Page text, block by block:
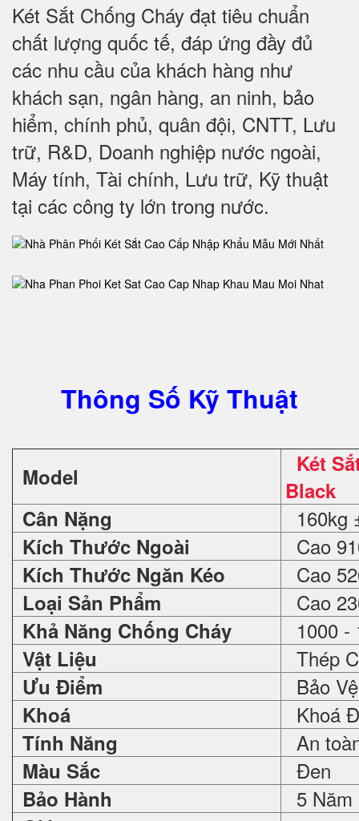
Két Sắt Chống Cháy đạt tiêu chuẩn
chất lượng quốc tế, đáp ứng đầy đủ
các nhu cầu của khách hàng như
khách sạn, ngân hàng, an ninh, bảo
hiểm, chính phủ, quân đội, CNTT, Lưu
trữ, R&D, Doanh nghiệp nước ngoài,
Máy tính, Tài chính, Lưu trữ, Kỹ thuật
tại các công ty lớn trong nước.
Thông Số Kỹ Thuật
Model
Két
Black
Cân Nặng
160kg
Kích Thước Ngoài Cao
Kích Thước Ngăn Kéo Cao
Loại Sản Phẩm Cao
Khả Năng Chống Cháy 1000 -
Vật Liệu Thép
Ưu Điểm Bảo
Khoá Khoá
Tính Năng An
Màu Sắc Đen
Bảo Hành 5 Năm